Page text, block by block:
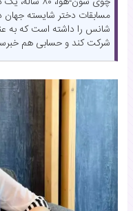
شانس را داشته است که به
شرکت کند و حسابی هم